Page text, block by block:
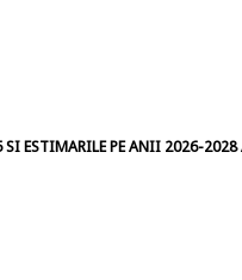
ESTIMARILE PE ANII 2026-2028